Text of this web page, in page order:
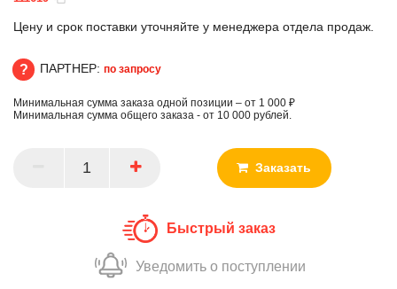
Цену и срок поставки уточняйте у менеджера отдела продаж.
ПАРТНЕР
ПАРТНЕР: по запросу
Минимальная сумма заказа одной позиции – от 1 000 ₽
Минимальная сумма общего заказа - от 10 000 рублей.
Заказать
Быстрый заказ
Уведомить о поступлении